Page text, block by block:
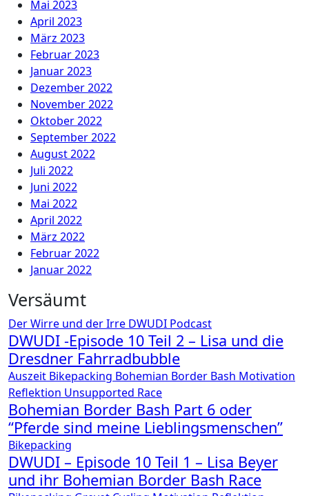
Mai 2023
April 2023
März 2023
Februar 2023
Januar 2023
Dezember 2022
November 2022
Oktober 2022
September 2022
August 2022
Juli 2022
Juni 2022
Mai 2022
April 2022
März 2022
Februar 2022
Januar 2022
Versäumt
Der Wirre und der Irre DWUDI Podcast
DWUDI -Episode 10 Teil 2 – Lisa und die
Dresdner Fahrradbubble
Auszeit Bikepacking Bohemian Border Bash Motivation
Reflektion Unsupported Race
Bohemian Border Bash Part 6 oder
“Pferde sind meine Lieblingsmenschen”
Bikepacking
DWUDI – Episode 10 Teil 1 – Lisa Beyer
und ihr Bohemian Border Bash Race